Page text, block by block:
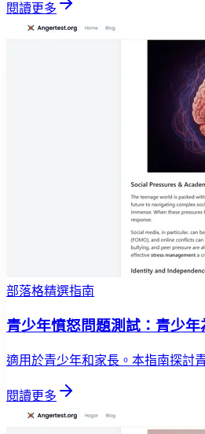
閱讀更多
部落格精選指南
青少年憤怒問題測試：青少
適用於青少年和家長。本指南探討
閱讀更多